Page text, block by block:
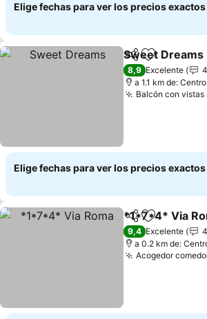
Elige fechas para ver los precios exactos
CompartirAgregar a
Sweet Dreams
8,9 Excelente
a 1.1 km de:
Balcón con vistas
Elige fechas para ver los precios exactos
CompartirAgregar a
*1*7*4* Via
9,4 Excelente
a 0.2 km de:
Acogedor